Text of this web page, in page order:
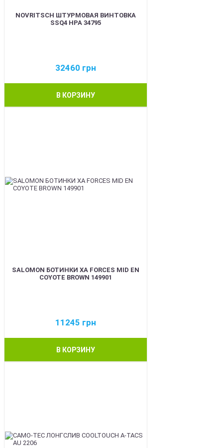
NOVRITSCH ШТУРМОВАЯ ВИНТОВКА
SSQ4 HPA 34795
32460 грн
В КОРЗИНУ
SALOMON БОТИНКИ XA FORCES MID EN
COYOTE BROWN 149901
11245 грн
В КОРЗИНУ